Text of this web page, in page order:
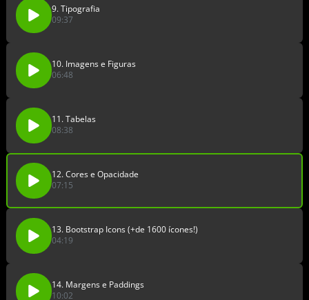
9. Tipografia
09:37
10. Imagens e Figuras
06:48
11. Tabelas
08:38
12. Cores e Opacidade
07:15
13. Bootstrap Icons (+de 1600 ícones!)
04:19
14. Margens e Paddings
10:02